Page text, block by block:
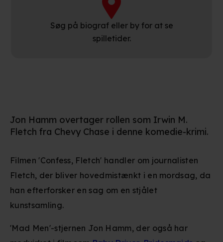
Søg på biograf eller by for at se
spilletider.
Jon Hamm overtager rollen som Irwin M.
Fletch fra Chevy Chase i denne komedie-krimi.
Filmen 'Confess, Fletch' handler om journalisten
Fletch, der bliver hovedmistænkt i en mordsag, da
han efterforsker en sag om en stjålet
kunstsamling.
'Mad Men'-stjernen Jon Hamm, der også har